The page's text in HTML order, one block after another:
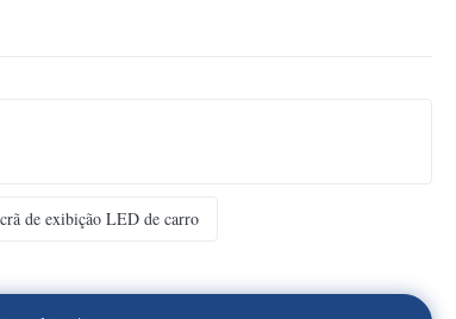
de exibição LED de carro